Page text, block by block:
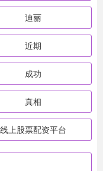
迪丽
近期
成功
真相
线上股票配资平台